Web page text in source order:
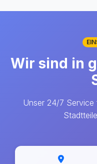
Wir sind in
Unser 24/7